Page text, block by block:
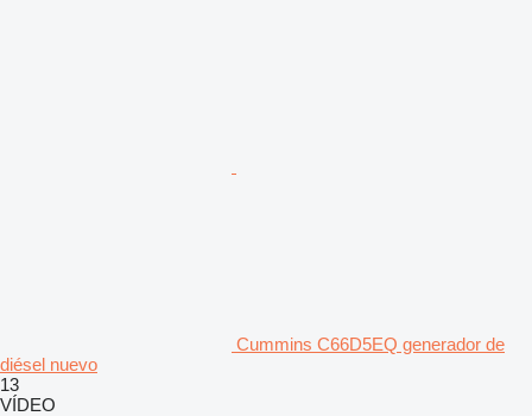
Cummins C66D5EQ generador de
diésel nuevo
13
VÍDEO